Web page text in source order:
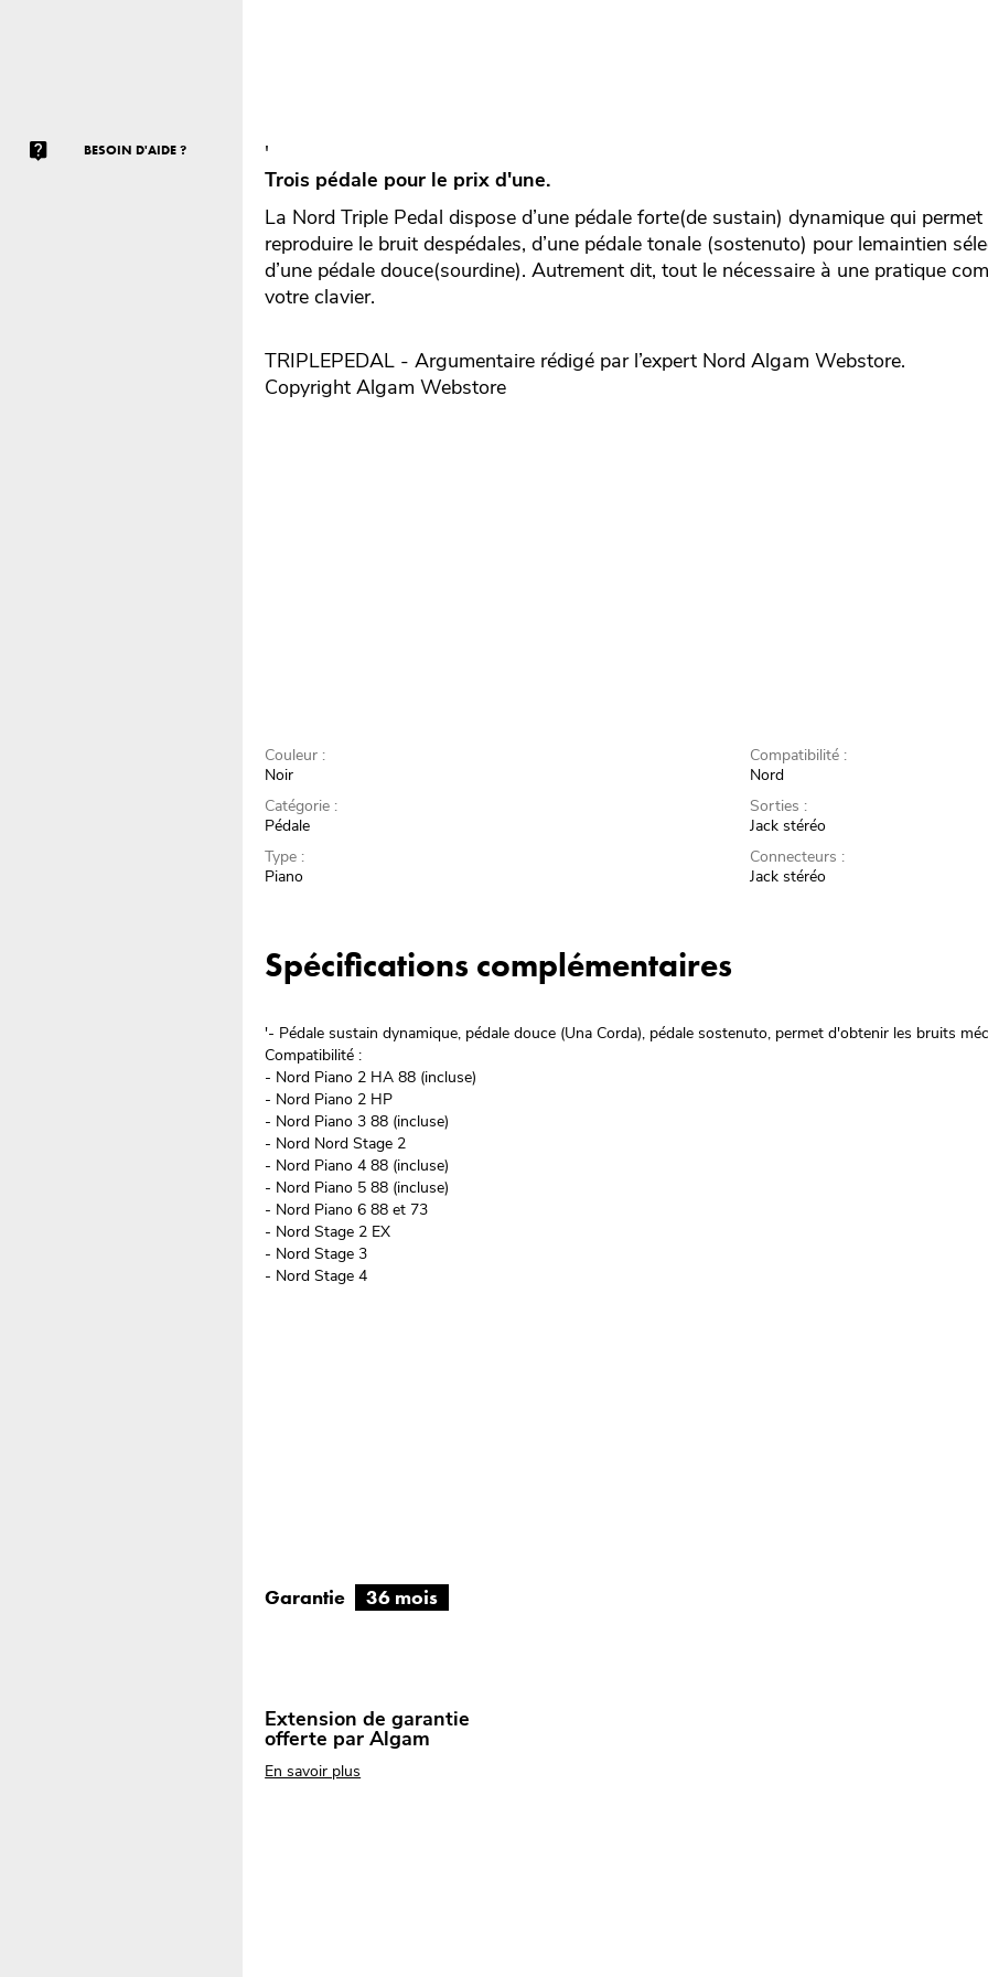
BESOIN D'AIDE ?
'
Trois pédale pour le prix d'une.
La Nord Triple Pedal dispose d’une pédale forte(de sustain) dynamique qui
reproduire le bruit despédales, d’une pédale tonale (sostenuto) pour lemaintien
d’une pédale douce(sourdine). Autrement dit, tout le nécessaire à une pratique
votre clavier.
TRIPLEPEDAL - Argumentaire rédigé par l’expert Nord Algam Webstore.
Copyright Algam Webstore
Couleur :
Noir
Catégorie :
Pédale
Type :
Piano
Compatibilité :
Nord
Sorties :
Jack stéréo
Connecteurs :
Jack stéréo
Spécifications complémentaires
'- Pédale sustain dynamique, pédale douce (Una Corda), pédale sostenuto, permet d'obtenir les bruits
Compatibilité :
- Nord Piano 2 HA 88 (incluse)
- Nord Piano 2 HP
- Nord Piano 3 88 (incluse)
- Nord Nord Stage 2
- Nord Piano 4 88 (incluse)
- Nord Piano 5 88 (incluse)
- Nord Piano 6 88 et 73
- Nord Stage 2 EX
- Nord Stage 3
- Nord Stage 4
Garantie 36 mois
Extension de garantie
offerte par Algam
En savoir plus